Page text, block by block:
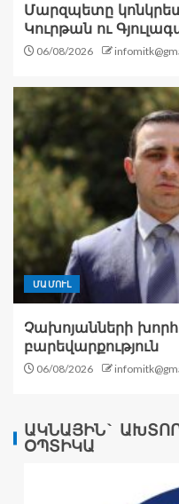
Մարզպետը
Կուրթան ու
06/08/2026
ՄԱՄՈՒԼ
Չախոյանների
բարեվարքություն
06/08/2026
ԱԿՆԱՅԻՆ`
ՕՊՏԻԿԱ